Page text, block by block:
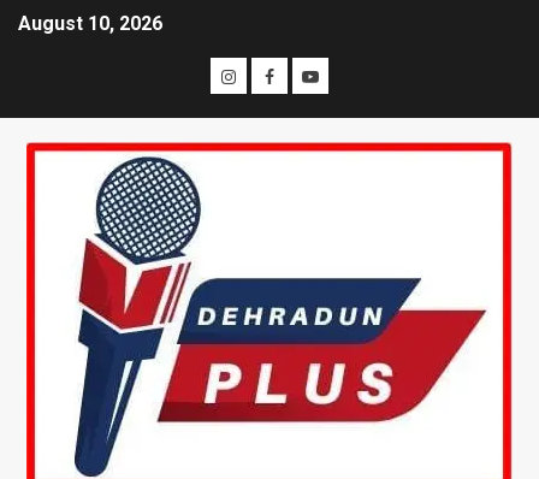
August 10, 2026